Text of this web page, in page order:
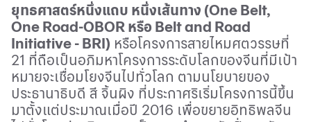
ยุทธศาสตร์หนึ่งแถบ หนึ่งเส้นทาง (One Belt,
One Road-OBOR หรือ Belt and Road
Initiative - BRI) หรือโครงการสายไหมศตวรรษที่
21 ที่ถือเป็นอภิมหาโครงการระดับโลกของจีนที่มีเป้า
หมายจะเชื่อมโยงจีนไปทั่วโลก ตามนโยบายของ
ประธานาธิบดี สี จิ้นผิง ที่ประกาศริเริ่มโครงการนี้ขึ้น
มาตั้งแต่ประมาณเมื่อปี 2016 เพื่อขยายอิทธิพลจีน